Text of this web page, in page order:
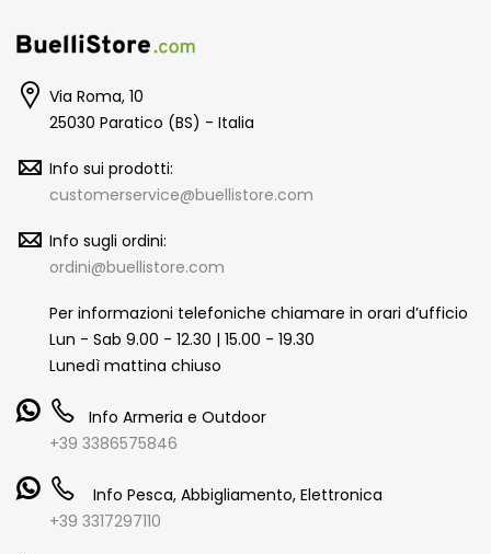
Via Roma, 10
25030 Paratico (BS) - Italia
Info sui prodotti:
customerservice@buellistore.com
Info sugli ordini:
ordini@buellistore.com
Per informazioni telefoniche chiamare in orari d’ufficio
Lun - Sab 9.00 - 12.30 | 15.00 - 19.30
Lunedì mattina chiuso
Info Armeria e Outdoor
+39 3386575846
Info Pesca, Abbigliamento, Elettronica
+39 3317297110